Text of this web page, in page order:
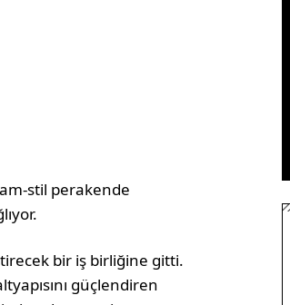
stil perakende
bir iş birliğine gitti.
güçlendiren